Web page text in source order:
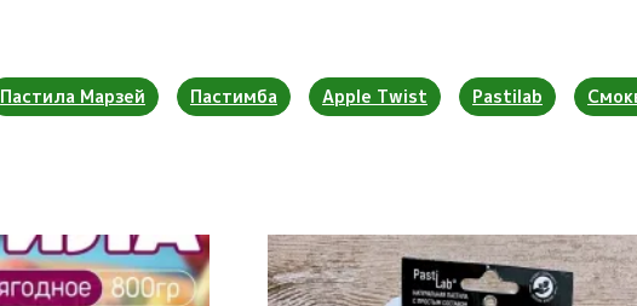
Пастила Марзей Пастимба Apple Twist Pastilab